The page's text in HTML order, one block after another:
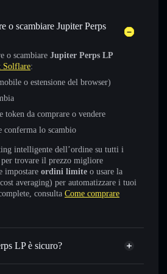
o scambiare Jupiter Perps
o scambiare Jupiter Perps LP
Solflare:
o estensione del browser)
token da comprare o vendere
conferma lo scambio
intelligente dell’ordine su tutti i
trovare il prezzo migliore
impostare ordini limite o usare la
averaging) per automatizzare i tuoi
consulta Come comprare
LP è sicuro?
token verificato